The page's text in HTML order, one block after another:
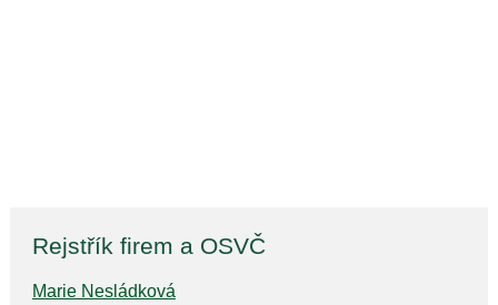
Rejstřík firem a OSVČ
Marie Nesládková